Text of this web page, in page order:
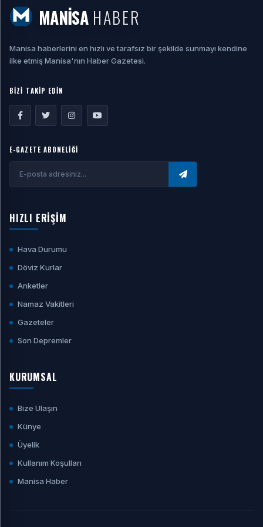
MANİSA HABER
Manisa haberlerini en hızlı ve tarafsız bir şekilde sunmayı kendine
ilke etmiş Manisa'nın Haber Gazetesi.
BİZİ TAKİP EDİN
E-GAZETE ABONELİĞİ
HIZLI ERİŞİM
Hava Durumu
Döviz Kurlar
Anketler
Namaz Vakitleri
Gazeteler
Son Depremler
KURUMSAL
Bize Ulaşın
Künye
Üyelik
Kullanım Koşulları
Manisa Haber